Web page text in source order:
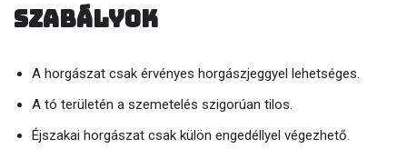
Szabályok
A horgászat csak érvényes horgászjeggyel lehetséges.
A tó területén a szemetelés szigorúan tilos.
Éjszakai horgászat csak külön engedéllyel végezhető.